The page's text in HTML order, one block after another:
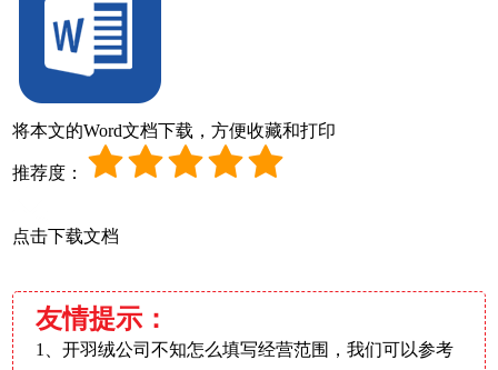
将本文的Word文档下载，方便收藏和打印
推荐度：
点击下载文档
友情提示：
1、开羽绒公司不知怎么填写经营范围，我们可以参考